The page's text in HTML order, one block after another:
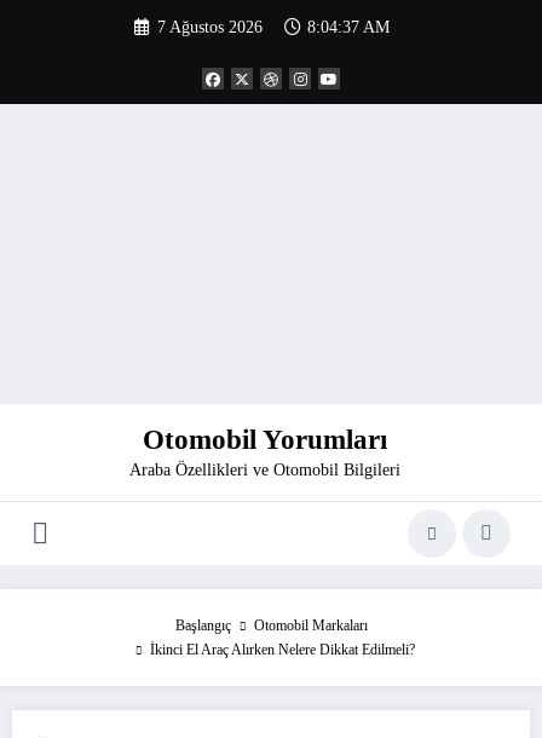
7 Ağustos 2026 8:04:38 AM
Otomobil Yorumları
Araba Özellikleri ve Otomobil Bilgileri
Başlangıç
Otomobil Markaları
İkinci El Araç Alırken Nelere Dikkat Edilmeli?